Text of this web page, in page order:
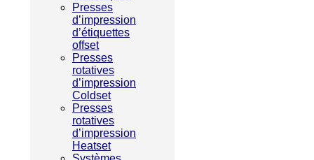
Presses
d’impression
d’étiquettes
offset
Presses
rotatives
d’impression
Coldset
Presses
rotatives
d’impression
Heatset